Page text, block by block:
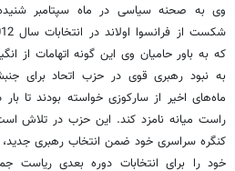
وی به صحنه سیاسی در ماه سپتامبر
که به باور حامیان وی این گونه اتهامات از
ماه‌های اخیر از سارکوزی خواسته بودند تا
راست میانه نامزد کند. این حزب در تلاش است
کنگره سراسری خود ضمن انتخاب رهبری
خود را برای انتخابات دوره بعدی ریاست